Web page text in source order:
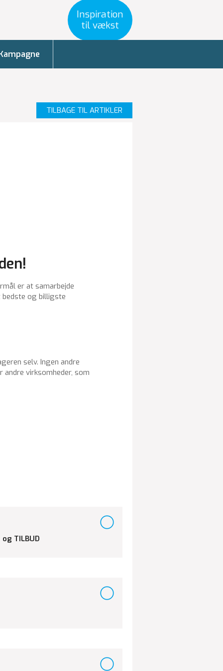
Inspiration
til vækst
TILBAGE TIL ARTIKLER
er at samarbejde
og billigste
selv. Ingen andre
andre virksomheder, som
TILBUD